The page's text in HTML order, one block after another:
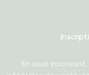
En vous